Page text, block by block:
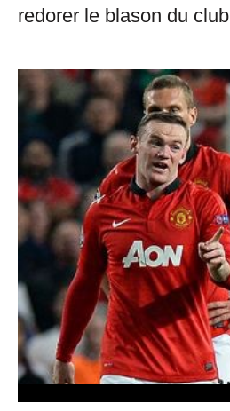
redorer le blason du club